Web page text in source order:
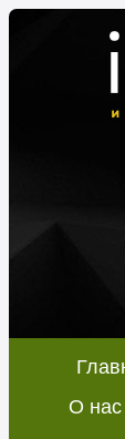
О нас